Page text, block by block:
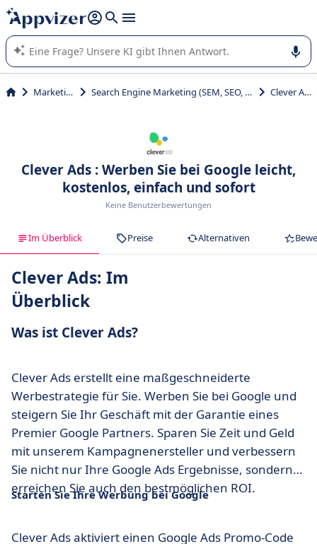
beantworten (mehrere Zeilen mit
Die KI von Appvizer führt Sie bei der Nutzung oder Auswahl
von SaaS-Software in Unternehmen.
Marketing Search Engine Marketing (SEM, SEO, SEA) Clever Ads
Clever Ads : Werben Sie bei Google leicht,
kostenlos, einfach und sofort
Keine Benutzerbewertungen
Im Überblick Preise Alternativen
Clever Ads: Im
Überblick
Was ist Clever Ads?
Clever Ads erstellt eine maßgeschneiderte
Werbestrategie für Sie. Werben Sie bei Google und
steigern Sie Ihr Geschäft mit der Garantie eines
Premier Google Partners. Sparen Sie Zeit und Geld
mit unserem Kampagnenersteller und verbessern
Sie nicht nur Ihre Google Ads Ergebnisse, sondern
erreichen Sie auch den bestmöglichen ROI.
Starten Sie Ihre Werbung bei Google
Clever Ads aktiviert einen Google Ads Promo-Code